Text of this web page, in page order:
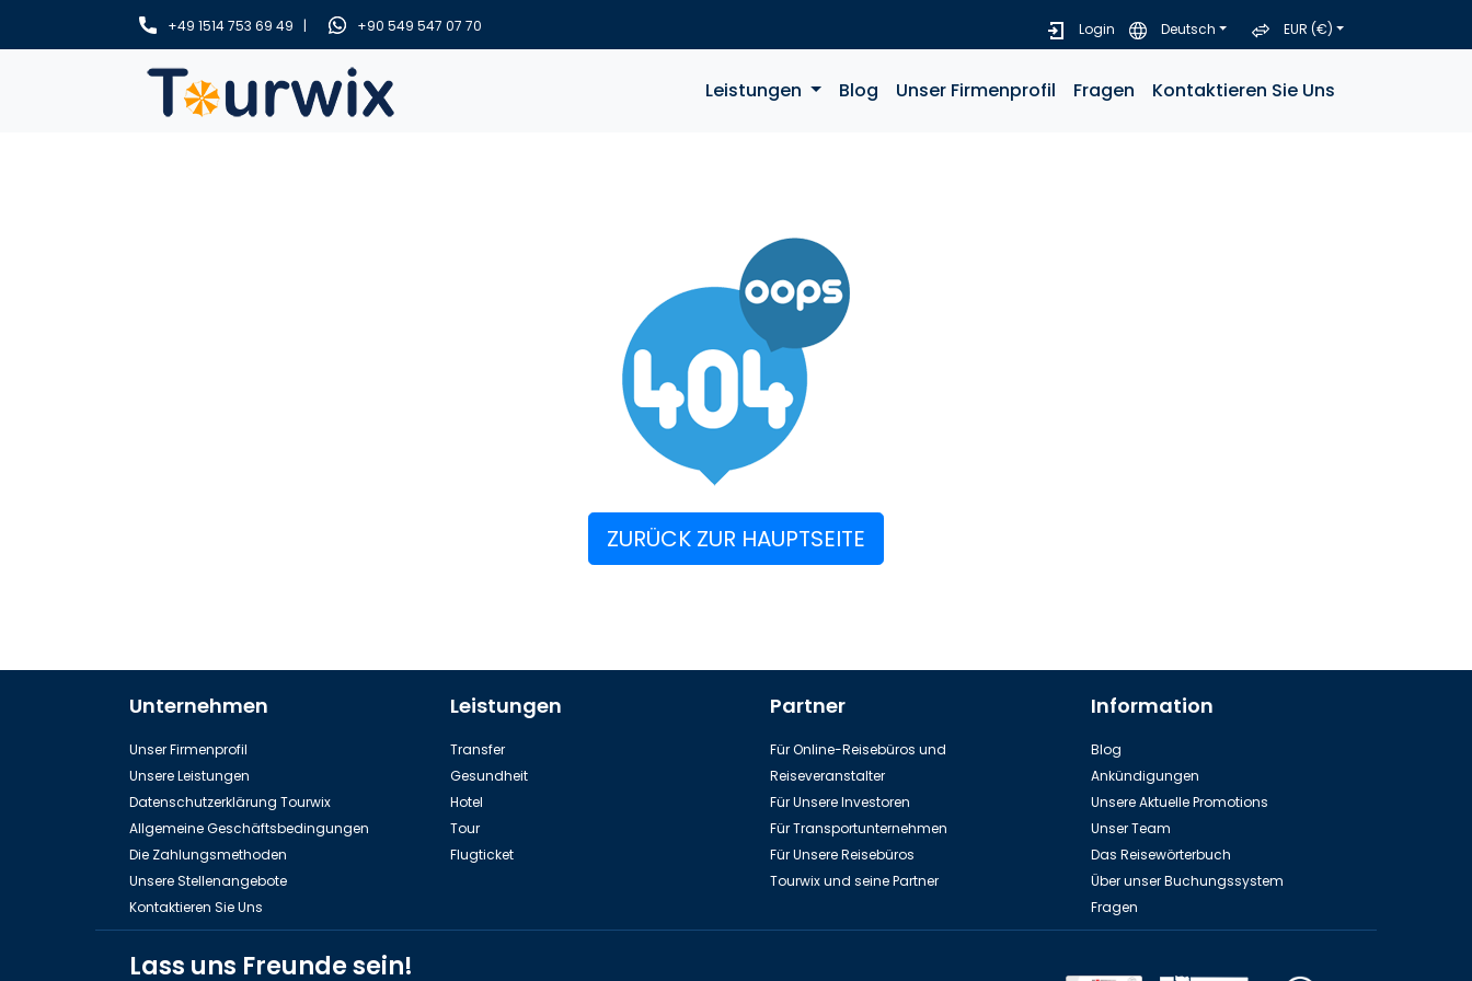
+49 1514 753 69 49 | +90 549 547 07 70 Login Deutsch EUR (€)
Leistungen Blog Unser Firmenprofil Fragen Kontaktieren Sie Uns
ZURÜCK ZUR HAUPTSEITE
Unternehmen
Unser Firmenprofil
Unsere Leistungen
Datenschutzerklärung Tourwix
Allgemeine Geschäftsbedingungen
Die Zahlungsmethoden
Unsere Stellenangebote
Kontaktieren Sie Uns
Leistungen
Transfer
Gesundheit
Hotel
Tour
Flugticket
Partner
Für Online-Reisebüros und
Reiseveranstalter
Für Unsere Investoren
Für Transportunternehmen
Für Unsere Reisebüros
Tourwix und seine Partner
Information
Blog
Ankündigungen
Unsere Aktuelle Promotions
Unser Team
Das Reisewörterbuch
Über unser Buchungssystem
Fragen
Lass uns Freunde sein!